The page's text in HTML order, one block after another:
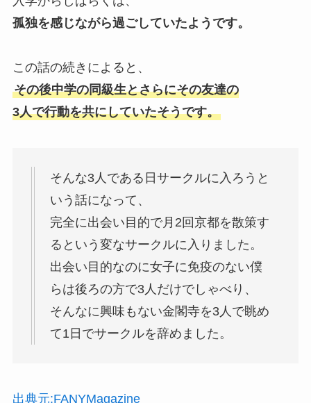
孤独を感じながら過ごしていたようです。
この話の続きによると、
その後中学の同級生とさらにその友達の
3人で行動を共にしていたそうです。
そんな3人である日サークルに入ろうと
いう話になって、
完全に出会い目的で月2回京都を散策す
るという変なサークルに入りました。
出会い目的なのに女子に免疫のない僕
らは後ろの方で3人だけでしゃべり、
そんなに興味もない金閣寺を3人で眺め
て1日でサークルを辞めました。
出典元:FANYMagazine